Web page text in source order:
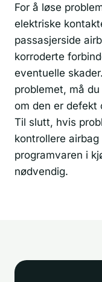
For å løse
elektriske
passasjerside
korroderte
eventuelle
problemet, må
om den er defekt
Til slutt, hvis
kontrollere
programvaren i
nødvendig.